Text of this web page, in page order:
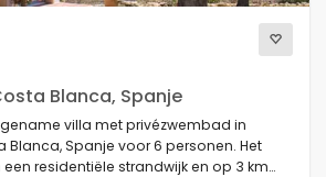
Blanca, Spanje
villa met privézwembad in
Blanca, Spanje voor 6 personen. Het
residentiële strandwijk en op 3 km